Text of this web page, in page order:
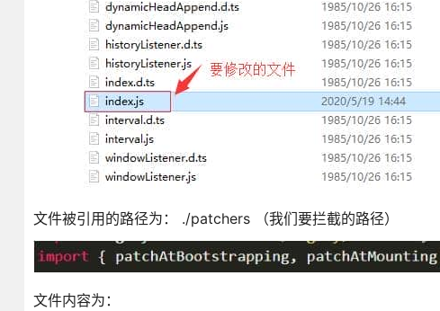
文件被引用的路径为： ./patchers （我们要拦截的路径）
文件内容为：